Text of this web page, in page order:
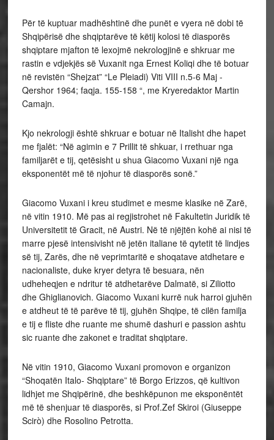
Për të kuptuar madhështinë dhe punët e vyera në dobi të
Shqipërisë dhe shqiptarëve të këtij kolosi të diasporës
shqiptare mjafton të lexojmë nekrologjinë e shkruar me
rastin e vdjekjës së Vuxanit nga Ernest Koliqi dhe të botuar
në revistën “Shejzat” “Le Pleiadi) Viti VIII n.5-6 Maj -
Qershor 1964; faqja. 155-158 “, me Kryeredaktor Martin
Camajn.
Kjo nekrologji është shkruar e botuar në Italisht dhe hapet
me fjalët: “Në agimin e 7 Prillit të shkuar, i rrethuar nga
familjarët e tij, qetësisht u shua Giacomo Vuxani një nga
eksponentët më të njohur të diasporës sonë.”
Giacomo Vuxani i kreu studimet e mesme klasike në Zarë,
në vitin 1910. Më pas ai regjistrohet në Fakultetin Juridik të
Universitetit të Gracit, në Austri. Në të njëjtën kohë ai nisi të
marre pjesë intensivisht në jetën italiane të qytetit të lindjes
së tij, Zarës, dhe në veprimtaritë e shoqatave atdhetare e
nacionaliste, duke kryer detyra të besuara, nën
udheheqjen e ndritur të atdhetarëve Dalmatë, si Ziliotto
dhe Ghiglianovich. Giacomo Vuxani kurrë nuk harroi gjuhën
e atdheut të të parëve të tij, gjuhën Shqipe, të cilën familja
e tij e fliste dhe ruante me shumë dashuri e passion ashtu
sic ruante dhe zakonet e traditat shqiptare.
Në vitin 1910, Giacomo Vuxani promovon e organizon
“Shoqatën Italo- Shqiptare” të Borgo Erizzos, që kultivon
lidhjet me Shqipërinë, dhe beshkëpunon me eksponëntët
më të shenjuar të diasporës, si Prof.Zef Skiroi (Giuseppe
Scirò) dhe Rosolino Petrotta.